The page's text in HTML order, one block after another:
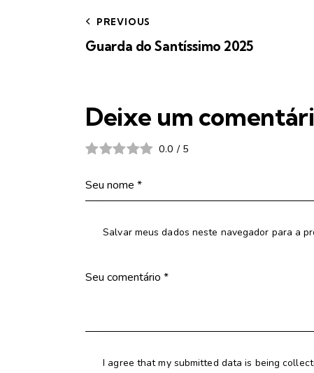
PREVIOUS
Guarda do Santíssimo 2025
Deixe um
0.0 / 5
Salvar meus dados neste navegador para a
I agree that my submitted data is being